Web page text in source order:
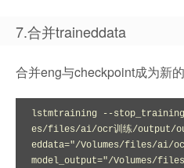
7.合并traineddata
合并eng与checkpoint成为新
lstmtraining --stop_training
es/files/ai/ocr训练/output/
eddata="/Volumes/files/ai/
model_output="/Volumes/